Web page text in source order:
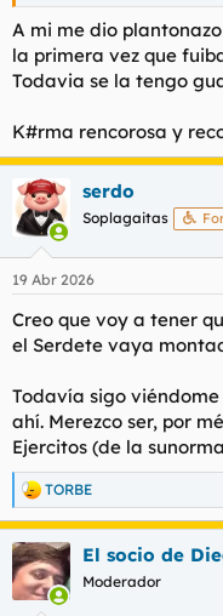
A mi me dio
la primera vez que
Todavia se la tengo
K#rma rencorosa y
serdo
Soplagaitas
19 Abr 2026
Creo que voy a tener
el Serdete vaya
Todavía sigo
ahí. Merezco ser, por
Ejercitos (de la
R
e
c
c
i
TORBE
El socio de
Moderador